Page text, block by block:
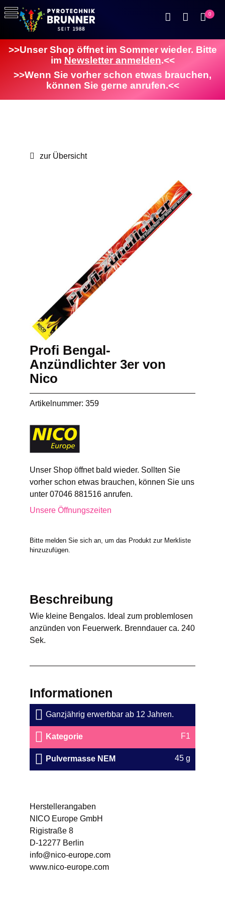
0
>>Unser Shop öffnet im Sommer wieder. Bitte
im Newsletter anmelden.<<
>>Wenn Sie vorher schon etwas brauchen,
können Sie gerne anrufen.<<
zur Übersicht
Profi Bengal-
Anzündlichter 3er von
Nico
Artikelnummer: 359
Unser Shop öffnet bald wieder. Sollten Sie
vorher schon etwas brauchen, können Sie uns
unter 07046 881516 anrufen.
Unsere Öffnungszeiten
Bitte melden Sie sich an, um das Produkt zur Merkliste
hinzuzufügen.
Beschreibung
Wie kleine Bengalos. Ideal zum problemlosen
anzünden von Feuerwerk. Brenndauer ca. 240
Sek.
Informationen
Ganzjährig erwerbbar ab 12 Jahren.
Kategorie F1
Pulvermasse NEM 45 g
Herstellerangaben
NICO Europe GmbH
Rigistraße 8
D-12277 Berlin
info@nico-europe.com
www.nico-europe.com